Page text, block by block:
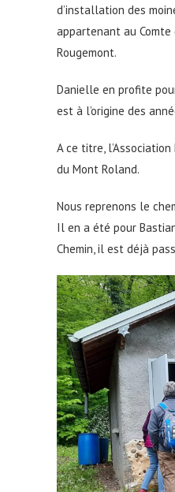
d’installation des
appartenant au
Rougemont.
Danielle en profite
est à l’origine des
A ce titre,
du Mont Roland.
Nous reprenons le
Il en a été pour
Chemin, il est déjà